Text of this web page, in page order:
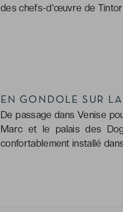
des chefs-d'œuvre de
EN GONDOLE SUR
De passage dans Venise
Marc et le palais des
confortablement installé